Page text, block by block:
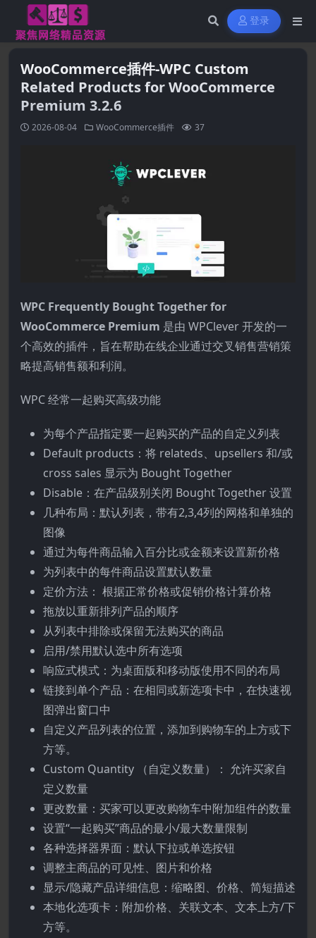
登录
WooCommerce插件-WPC Custom
Related Products for WooCommerce
Premium 3.2.6
2026-08-04 WooCommerce插件 37
WPC Frequently Bought Together for
WooCommerce Premium 是由 WPClever 开发的一
个高效的插件，旨在帮助在线企业通过交叉销售营销策
略提高销售额和利润。
WPC 经常一起购买高级功能
为每个产品指定要一起购买的产品的自定义列表
Default products：将 relateds、upsellers 和/或
cross sales 显示为 Bought Together
Disable：在产品级别关闭 Bought Together 设置
几种布局：默认列表，带有2,3,4列的网格和单独的
图像
通过为每件商品输入百分比或金额来设置新价格
为列表中的每件商品设置默认数量
定价方法： 根据正常价格或促销价格计算价格
拖放以重新排列产品的顺序
从列表中排除或保留无法购买的商品
启用/禁用默认选中所有选项
响应式模式：为桌面版和移动版使用不同的布局
链接到单个产品：在相同或新选项卡中，在快速视
图弹出窗口中
自定义产品列表的位置，添加到购物车的上方或下
方等。
Custom Quantity （自定义数量）： 允许买家自
定义数量
更改数量：买家可以更改购物车中附加组件的数量
设置“一起购买”商品的最小/最大数量限制
各种选择器界面：默认下拉或单选按钮
调整主商品的可见性、图片和价格
显示/隐藏产品详细信息：缩略图、价格、简短描述
本地化选项卡：附加价格、关联文本、文本上方/下
方等。